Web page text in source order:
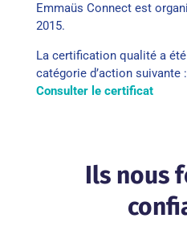
Emmaüs Connect est
2015.
La certification qualité a
catégorie d’action suivante :
Consulter le certificat
Ils nous